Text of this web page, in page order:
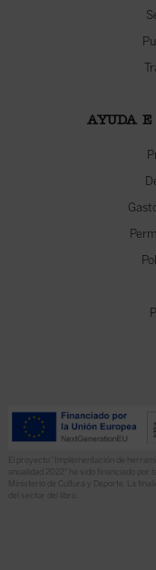
AYUDA E
El proyecto “Implementación de
anualidad 2022” ha sido financiado por
Ministerio de Cultura y Deporte. La
del sector del libro.